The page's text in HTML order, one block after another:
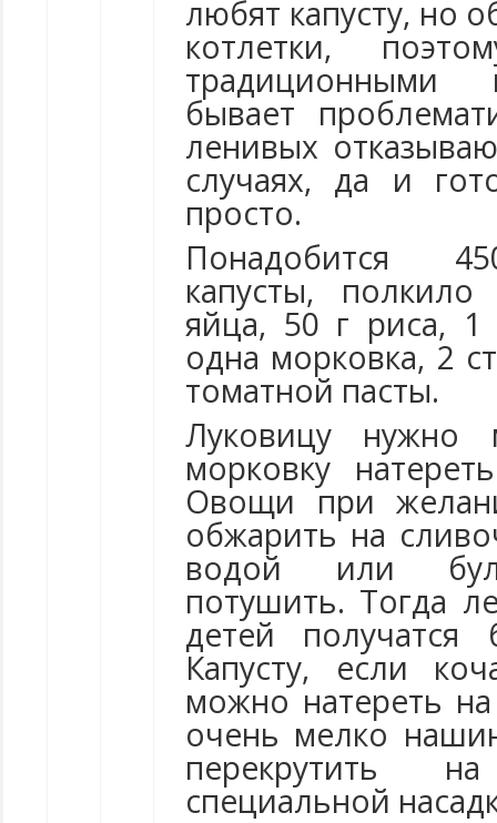
любят капусту, но
котлетки,
традиционными
бывает
ленивых
случаях, да и
просто.
Понадобится
капусты,
яйца, 50 г риса, 1
одна морковка, 2
томатной пасты.
Луковицу нужно
морковку
Овощи при
обжарить на
водой или
потушить. Тогда
детей получатся
Капусту, если
можно натереть
очень мелко
перекрутить
специальной